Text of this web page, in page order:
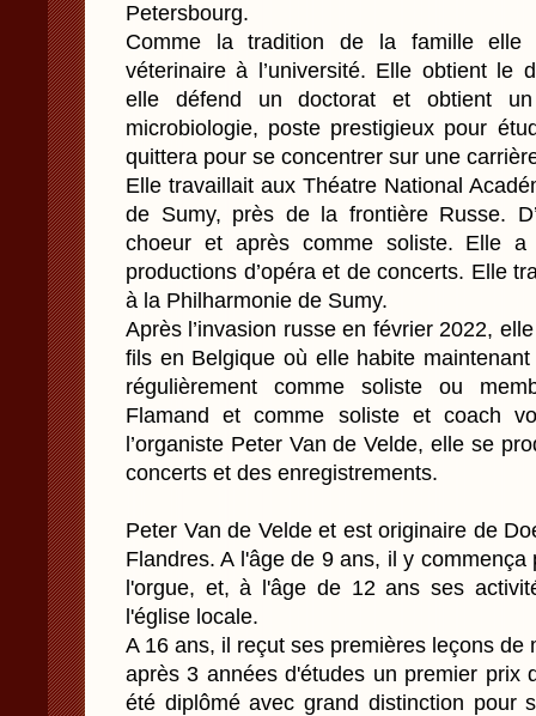
Petersbourg.
Comme la tradition de la famille
véterinaire à l’université. Elle obtient le
elle défend un doctorat et obtient
microbiologie, poste prestigieux pour
quittera pour se concentrer sur une
Elle travaillait aux Théatre National
de Sumy, près de la frontière Russe.
choeur et après comme soliste. Elle a
productions d’opéra et de concerts. Elle
à la Philharmonie de Sumy.
Après l’invasion russe en février 2022,
fils en Belgique où elle habite
régulièrement comme soliste ou
Flamand et comme soliste et coach
l’organiste Peter Van de Velde, elle se
concerts et des enregistrements.
Peter Van de Velde et est originaire de
Flandres. A l'âge de 9 ans, il y
l'orgue, et, à l'âge de 12 ans ses
l'église locale.
A 16 ans, il reçut ses premières leçons de
après 3 années d'études un premier prix
été diplômé avec grand distinction pour